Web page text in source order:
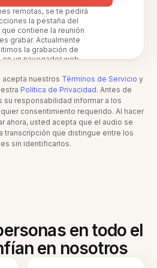
remotas, se te pedirá
la pestaña del
contiene la reunión
grabar. Actualmente
la grabación de
un navegador web.
acepta nuestros Términos de Servicio y
Política de Privacidad. Antes de
su responsabilidad informar a los
consentimiento requerido. Al hacer
ahora, usted acepta que el audio se
transcripción que distingue entre los
sin identificarlos.
en todo el
en nosotros